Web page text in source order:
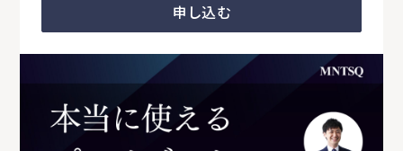
申し込む